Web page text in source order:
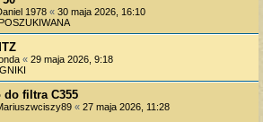
1978 « 30 maja 2026, 16:10
« 29 maja 2026, 9:18
filtra C355
« 27 maja 2026, 11:28